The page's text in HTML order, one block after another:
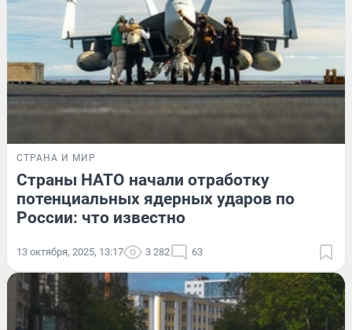
СТРАНА И МИР
Страны НАТО начали отработку
потенциальных ядерных ударов по
России: что известно
13 октября, 2025, 13:17 3 282 63